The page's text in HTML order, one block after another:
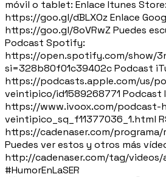
móvil o tablet: Enlace Itunes Store:
https://goo.gl/dBLXOz Enlace
https://goo.gl/8oVRwZ Puedes
Podcast Spotify:
https://open.spotify.com/show/
si=328b80f01c39402c Podcast
https://podcasts.apple.com/us/
veintipico/id1589268771 Podcast
https://www.ivoox.com/podcast-
veintipico_sq_f11377036_1.html
https://cadenaser.com/
Puedes ver estos y otros más
http://cadenaser.com/tag/videos/
#HumorEnLaSER